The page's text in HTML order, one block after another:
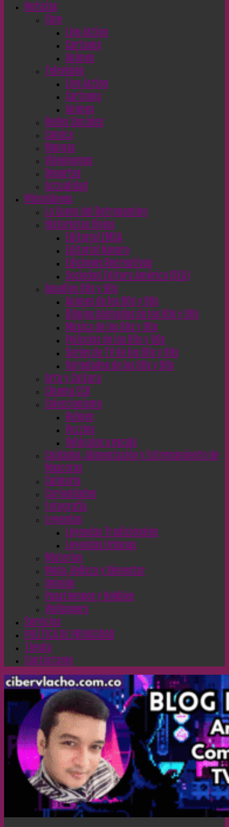
Noticias
Cine
Live Action
Cartoons
Animes
Televisión
Live Action
Cartoons
Animes
Redes Sociales
Comics
Mangas
Videojuegos
Deportes
Actualidad
Misceláneos
La Cueva del Retrogaming
Historietas Viejas
Editorial EMSA
Editorial Novaro
Ediciones Recreativas
Sociedad Editora América (SEA)
Aquellos 80s y 90s
Animes de los 80s y 90s
Dibujos Animados de los 80s y 90s
Música de los 80s y 90s
Películas de los 80s y 90s
Series de TV de los 80s y 90s
Variedades de los 80s y 90s
Arte y Cultura
Cinema CC0
Coleccionismo
Relojes
Puzzles
Vehículos a escala
Cuidados, Alimentación y Entrenamiento de
Mascotas
Culinaria
Curiosidades
Fotografía
Leyendas
Leyendas Tradicionales
Leyendas Urbanas
Misterios
Moda, Belleza y Bienestar
Opinión
Pasatiempos y Hobbies
Wallpapers
Servicios
POLÍTICA DE PRIVACIDAD
Tienda
Contáctame